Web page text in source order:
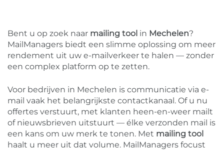
Bent u op zoek naar mailing tool in Mechelen?
MailManagers biedt een slimme oplossing om meer
rendement uit uw e-mailverkeer te halen — zonder
een complex platform op te zetten.
Voor bedrijven in Mechelen is communicatie via e-
mail vaak het belangrijkste contactkanaal. Of u nu
offertes verstuurt, met klanten heen-en-weer mailt
of nieuwsbrieven uitstuurt — élke verzonden mail is
een kans om uw merk te tonen. Met mailing tool
haalt u meer uit dat volume. MailManagers focust